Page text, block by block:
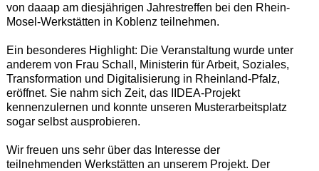
von daaap am diesjährigen Jahrestreffen bei den Rhein-
Mosel-Werkstätten in Koblenz teilnehmen.
Ein besonderes Highlight: Die Veranstaltung wurde unter
anderem von Frau Schall, Ministerin für Arbeit, Soziales,
Transformation und Digitalisierung in Rheinland-Pfalz,
eröffnet. Sie nahm sich Zeit, das IIDEA-Projekt
kennenzulernen und konnte unseren Musterarbeitsplatz
sogar selbst ausprobieren.
Wir freuen uns sehr über das Interesse der
teilnehmenden Werkstätten an unserem Projekt. Der